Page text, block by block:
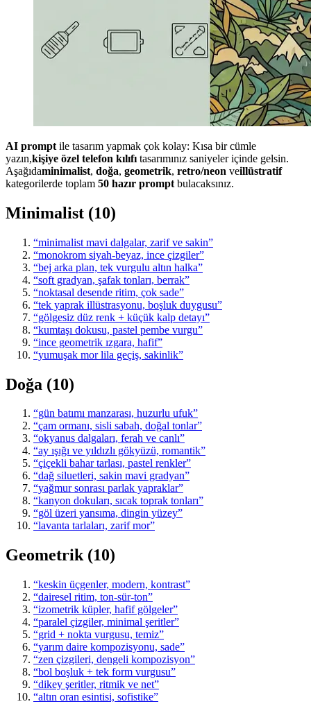
AI prompt ile tasarım yapmak çok kolay: Kısa bir cümle
yazın,kişiye özel telefon kılıfı tasarımınız saniyeler içinde gelsin.
Aşağıdaminimalist, doğa, geometrik, retro/neon veillüstratif
kategorilerde toplam 50 hazır prompt bulacaksınız.
Minimalist (10)
“minimalist mavi dalgalar, zarif ve sakin”
“monokrom siyah-beyaz, ince çizgiler”
“bej arka plan, tek vurgulu altın halka”
“soft gradyan, şafak tonları, berrak”
“noktasal desende ritim, çok sade”
“tek yaprak illüstrasyonu, boşluk duygusu”
“gölgesiz düz renk + küçük kalp detayı”
“kumtaşı dokusu, pastel pembe vurgu”
“ince geometrik ızgara, hafif”
“yumuşak mor lila geçiş, sakinlik”
Doğa (10)
“gün batımı manzarası, huzurlu ufuk”
“çam ormanı, sisli sabah, doğal tonlar”
“okyanus dalgaları, ferah ve canlı”
“ay ışığı ve yıldızlı gökyüzü, romantik”
“çiçekli bahar tarlası, pastel renkler”
“dağ siluetleri, sakin mavi gradyan”
“yağmur sonrası parlak yapraklar”
“kanyon dokuları, sıcak toprak tonları”
“göl üzeri yansıma, dingin yüzey”
“lavanta tarlaları, zarif mor”
Geometrik (10)
“keskin üçgenler, modern, kontrast”
“dairesel ritim, ton-sür-ton”
“izometrik küpler, hafif gölgeler”
“paralel çizgiler, minimal şeritler”
“grid + nokta vurgusu, temiz”
“yarım daire kompozisyonu, sade”
“zen çizgileri, dengeli kompozisyon”
“bol boşluk + tek form vurgusu”
“dikey şeritler, ritmik ve net”
“altın oran esintisi, sofistike”